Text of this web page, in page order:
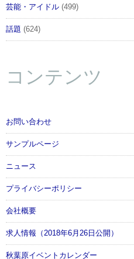
芸能・アイドル (499)
話題 (624)
コンテンツ
お問い合わせ
サンプルページ
ニュース
プライバシーポリシー
会社概要
求人情報（2018年6月26日公開）
秋葉原イベントカレンダー